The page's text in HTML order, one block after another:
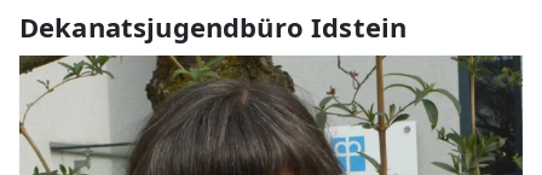
Dekanatsjugendbüro Idstein